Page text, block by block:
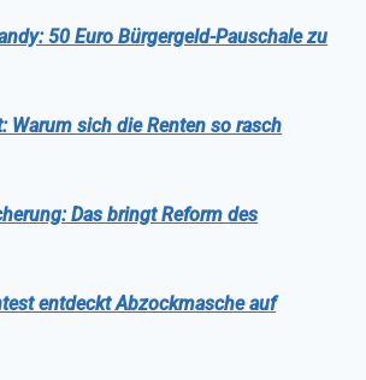
50 Euro Bürgergeld-Pauschale zu
Warum sich die Renten so rasch
Das bringt Reform des
entdeckt Abzockmasche auf